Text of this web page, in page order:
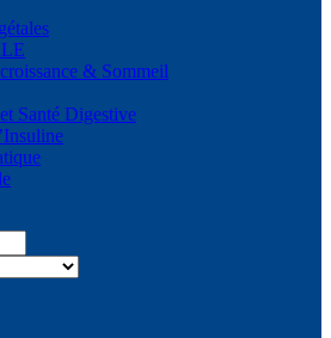
& Sommeil
Santé Digestive